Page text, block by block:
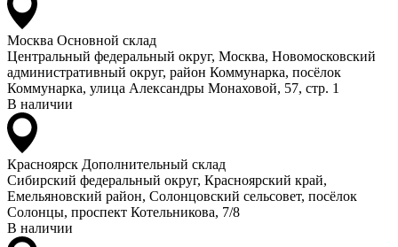
Москва Основной склад
Центральный федеральный округ, Москва, Новомосковский
административный округ, район Коммунарка, посёлок
Коммунарка, улица Александры Монаховой, 57, стр. 1
В наличии
Красноярск Дополнительный склад
Сибирский федеральный округ, Красноярский край,
Емельяновский район, Солонцовский сельсовет, посёлок
Солонцы, проспект Котельникова, 7/8
В наличии